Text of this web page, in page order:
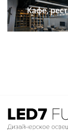
Previous
Кафе,